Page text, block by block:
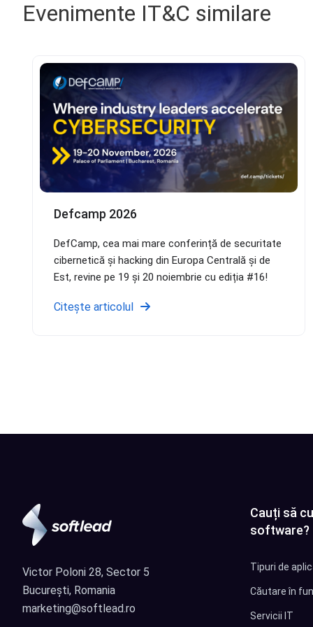
Evenimente IT&C similare
Defcamp 2026
DefCamp, cea mai mare conferință de securitate
cibernetică și hacking din Europa Centrală și de
Est, revine pe 19 și 20 noiembrie cu ediția #16!
Citește articolul
Victor Poloni 28, Sector 5
București, Romania
marketing@softlead.ro
Cauți să
software?
Tipuri de
Căutare în
Servicii IT